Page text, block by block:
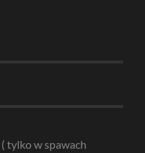
( tylko w spawach